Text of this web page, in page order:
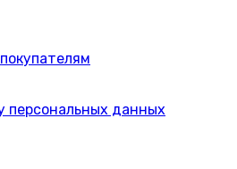
персональных данных